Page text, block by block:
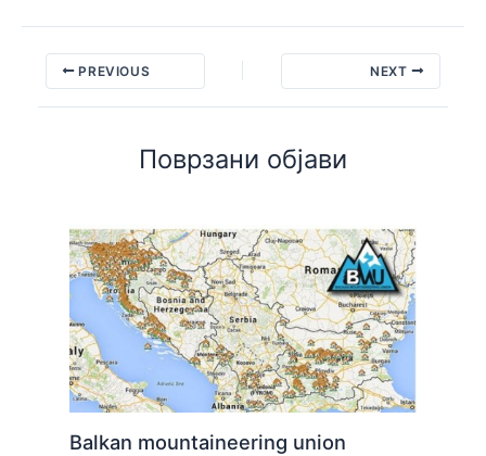
PREVIOUS NEXT
Поврзани објави
Balkan mountaineering union